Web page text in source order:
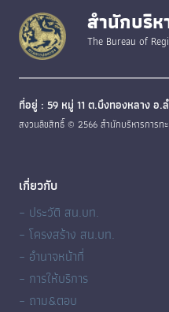
สำนักบริห
The Bureau of
ที่อยู่ : 59 หมู่ 11 ต.บึงทองหลาง อ.
สงวนลิขสิทธิ์ © 2566 สำนักบริหารการท
เกี่ยวกับ
– ประวัติ สน.บท.
– โครงสร้าง สน.บท.
– อำนาจหน้าที่
– การให้บริการ
– ถาม&ตอบ